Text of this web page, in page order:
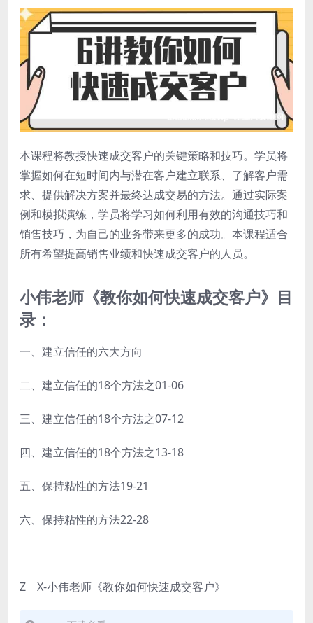
本课程将教授快速成交客户的关键策略和技巧。学员将
掌握如何在短时间内与潜在客户建立联系、了解客户需
求、提供解决方案并最终达成交易的方法。通过实际案
例和模拟演练，学员将学习如何利用有效的沟通技巧和
销售技巧，为自己的业务带来更多的成功。本课程适合
所有希望提高销售业绩和快速成交客户的人员。
小伟老师《教你如何快速成交客户》目
录：
一、建立信任的六大方向
二、建立信任的18个方法之01-06
三、建立信任的18个方法之07-12
四、建立信任的18个方法之13-18
五、保持粘性的方法19-21
六、保持粘性的方法22-28
Z X-小伟老师《教你如何快速成交客户》